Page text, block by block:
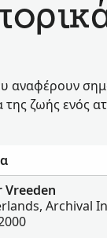
αναφέρουν
της ζωής ενός
Vreeden
Archival